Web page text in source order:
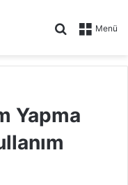
Menü
Arama yap
Yapma